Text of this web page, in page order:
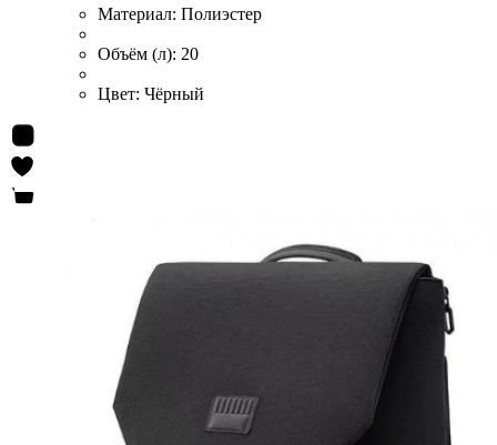
Материал: Полиэстер
Объём (л): 20
Цвет: Чёрный